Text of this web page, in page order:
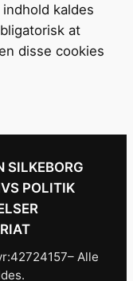
kaldes
at
disse cookies
SILKEBORG
POLITIK
Alle